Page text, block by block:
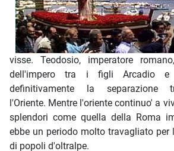
visse. Teodosio, imperatore
dell'impero tra i figli Arcadio e
definitivamente la separazione
l'Oriente. Mentre l'oriente continuo' a
splendori come quella della Roma
ebbe un periodo molto travagliato per
di popoli d'oltralpe.